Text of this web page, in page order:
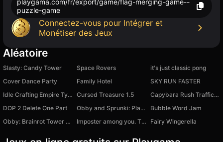
playgama.com/fr/export/game/flag-merging-game--
puzzle-game
Connectez-vous pour Intégrer et
Monétiser des Jeux
Aléatoire
Slasty: Candy Tower Space Rovers
it's just classic pong
Cover Dance Party
Family Hotel
SKY RUN FASTER
Idle Crafting Empire Tycoon Cursed Treasure 1.5
Capybara Rush Traffic Jam
DOP 2 Delete One Part
Obby and Sprunki: Playground
Bubble Word Jam
Obby: Brainrot Tower Defense
Imposter among you. The ship is Amongus Fairy Wingerella